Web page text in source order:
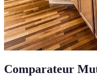
Comparateur